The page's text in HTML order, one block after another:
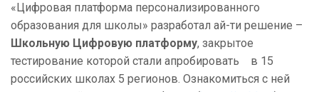
«Цифровая платформа персонализированного
образования для школы» разработал ай-ти решение –
Школьную Цифровую платформу, закрытое
тестирование которой стали апробировать в 15
российских школах 5 регионов. Ознакомиться с ней